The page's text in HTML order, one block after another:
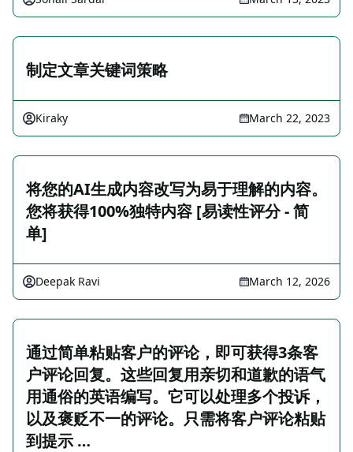
制定文章关键词策略
Kiraky March 22, 2023
将您的AI生成内容改写为易于理解的内容。
您将获得100%独特内容 [易读性评分 - 简
单]
Deepak Ravi March 12, 2026
通过简单粘贴客户的评论，即可获得3条客
户评论回复。这些回复用亲切和道歉的语气
用通俗的英语编写。它可以处理多个投诉，
以及褒贬不一的评论。只需将客户评论粘贴
到提示 …